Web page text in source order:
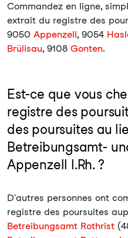
Commandez en ligne,
extrait du registre des
9050 Appenzell, 9054
Brülisau, 9108 Gonten.
Est-ce que vous
registre des
des poursuites au
Betreibungsamt-
Appenzell I.Rh. ?
D'autres personnes ont
registre des poursuites
Betreibungsamt Rothrist